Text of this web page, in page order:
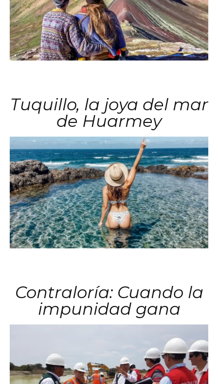
Tuquillo, la joya del mar
de Huarmey
Contraloría: Cuando la
impunidad gana